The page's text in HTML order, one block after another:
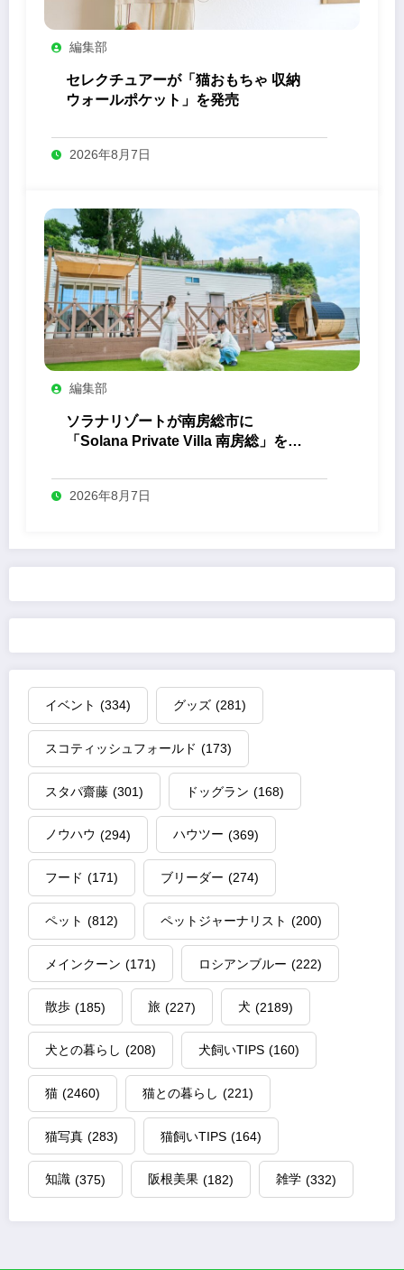
編集部
セレクチュアーが「猫おもちゃ 収納
ウォールポケット」を発売
2026年8月7日
編集部
ソラナリゾートが南房総市に
「Solana Private Villa 南房総」を開
2026年8月7日
イベント (334) グッズ (281)
スコティッシュフォールド (173)
スタパ齋藤 (301) ドッグラン (168)
ノウハウ (294) ハウツー (369)
フード (171) ブリーダー (274)
ペット (812) ペットジャーナリスト (200)
メインクーン (171) ロシアンブルー (222)
散歩 (185) 旅 (227) 犬 (2189)
犬との暮らし (208) 犬飼いTIPS (160)
猫 (2460) 猫との暮らし (221)
猫写真 (283) 猫飼いTIPS (164)
知識 (375) 阪根美果 (182) 雑学 (332)